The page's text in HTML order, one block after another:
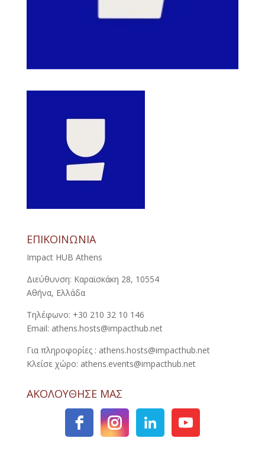
ΕΠΙΚΟΙΝΩΝΙΑ
Impact HUB Athens
Διεύθυνση: Καραϊσκάκη 28, 10554
Αθήνα, Ελλάδα
Τηλέφωνο: +30 210 32 10 146
Email: athens.hosts@impacthub.net
Για πληροφορίες : athens.hosts@impacthub.net
Κλείσε χώρο: athens.events@impacthub.net
ΑΚΟΛΟΥΘΗΣΕ ΜΑΣ